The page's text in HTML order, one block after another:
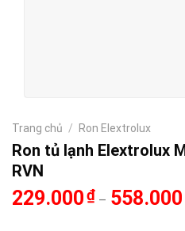
Trang chủ / Ron Elextrolux
Ron tủ lạnh Elextrolux
RVN
229.000₫ – 558.000